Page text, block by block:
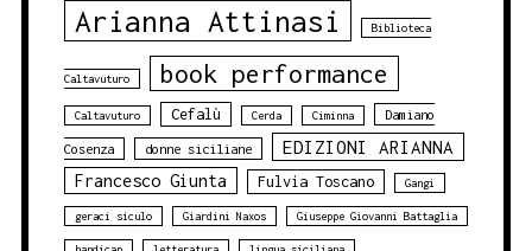
Arianna Attinasi Biblioteca
Caltavuturo book performance
Caltavuturo Cefalù Cerda Ciminna Damiano
Cosenza donne siciliane EDIZIONI ARIANNA
Francesco Giunta Fulvia Toscano Gangi
geraci siculo Giardini Naxos Giuseppe Giovanni Battaglia